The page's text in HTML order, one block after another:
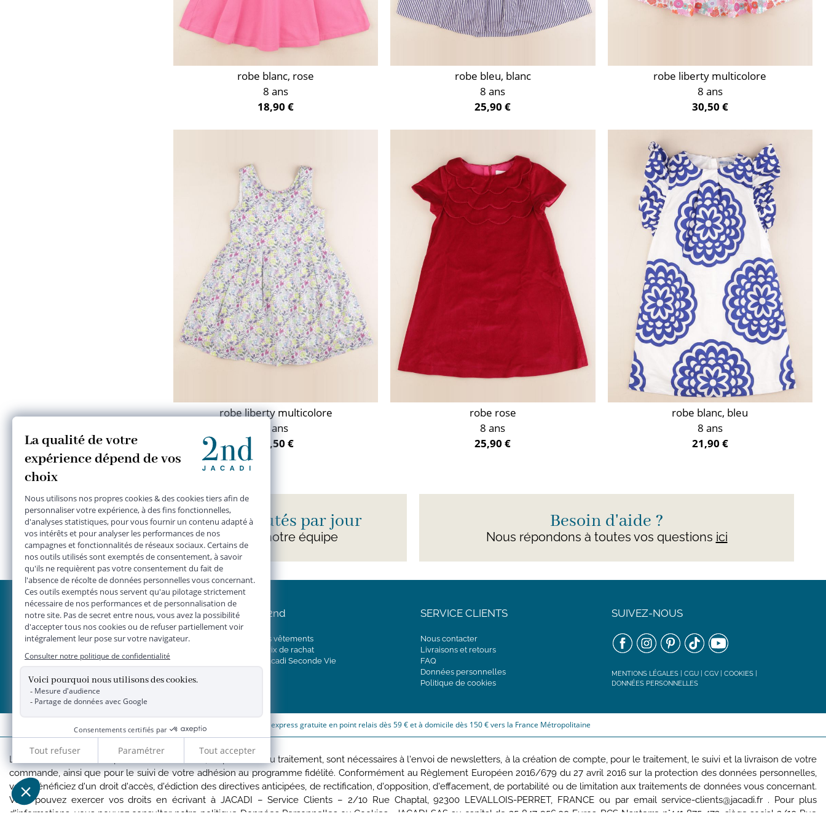
robe blanc, rose
8 ans
18,90 €
robe bleu, blanc
8 ans
25,90 €
robe liberty multicolore
8 ans
30,50 €
robe liberty multicolore
8 ans
30,50 €
robe rose
8 ans
25,90 €
robe blanc, bleu
8 ans
21,90 €
Des centaines de nouveautés par jour
Sélectionnées avec soin par notre équipe
Besoin d'aide ?
Nous répondons à toutes vos questions ici
JACADI 2nd
Vendre vos vêtements
Grille de prix de rachat
Concept Jacadi Seconde Vie
SERVICE CLIENTS
Nous contacter
Livraisons et retours
FAQ
Données personnelles
Politique de cookies
SUIVEZ-NOUS
MENTIONS LÉGALES CGU CGV| COOKIES
DONNÉES PERSONNELLES
Livraison express gratuite en point relais dès 59 € et à domicile dès 150 € vers la France Métropolitaine
Les données collectées par la société JACADI, responsable du traitement, sont nécessaires à l'envoi de newsletters, à la création de compte, pour le traitement, le suivi et la livraison de votre
commande, ainsi que pour le suivi de votre adhésion au programme fidélité. Conformément au Règlement Européen 2016/679 du 27 avril 2016 sur la protection des données personnelles,
vous bénéficiez d'un droit d'accès, d'édiction des directives anticipées, de rectification, d'opposition, d'effacement, de portabilité ou de limitation aux traitements de données vous concernant.
Vous pouvez exercer vos droits en écrivant à JACADI – Service Clients – 2/10 Rue Chaptal, 92300 LEVALLOIS-PERRET, FRANCE ou par email service-clients@jacadi.fr . Pour plus
d'informations, vous pouvez consulter notre politique Données Personnellesou Cookies . JACADI SAS au capital de 25 847 956,00 Euros, RCS Nanterre n°441 875 473, siège social 2/10 Rue